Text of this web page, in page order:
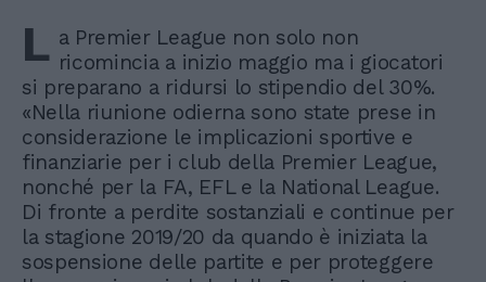
L a Premier League non solo non
ricomincia a inizio maggio ma i giocatori
si preparano a ridursi lo stipendio del 30%.
«Nella riunione odierna sono state prese in
considerazione le implicazioni sportive e
finanziarie per i club della Premier League,
nonché per la FA, EFL e la National League.
Di fronte a perdite sostanziali e continue per
la stagione 2019/20 da quando è iniziata la
sospensione delle partite e per proteggere